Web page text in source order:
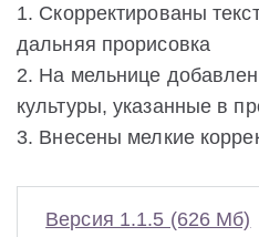
1. Скорректированы
дальняя прорисовка
2. На мельнице
культуры, указанные в
3. Внесены мелкие
Версия 1.1.5 (626 Мб)